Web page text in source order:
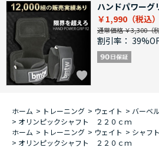
ハンドパワー
￥1,990
通常価格 ￥3,300
割引率：
ホーム > トレーニング > ウェイト > バーベル
> オリンピックシャフト ２２０ｃｍ
ホーム > トレーニング > ウェイト > シャフ
> オリンピックシャフト ２２０ｃｍ